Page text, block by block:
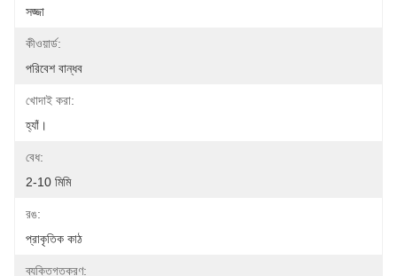
সজ্জা
কীওয়ার্ড:
পরিবেশ বান্ধব
খোদাই করা:
হ্যাঁ।
বেধ:
2-10 মিমি
রঙ:
প্রাকৃতিক কাঠ
ব্যক্তিগতকরণ: